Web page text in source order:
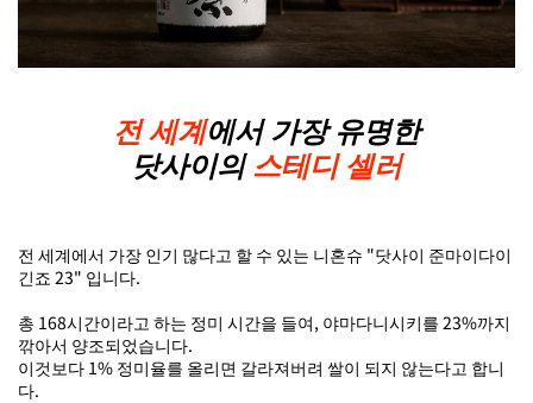
전 세계에서 가장 유명한
닷사이의 스테디 셀러
전 세계에서 가장 인기 많다고 할 수 있는 니혼슈 "닷사이 준마이다이
긴죠 23" 입니다.
총 168시간이라고 하는 정미 시간을 들여, 야마다니시키를 23%까지
깎아서 양조되었습니다.
이것보다 1% 정미율를 올리면 갈라져버려 쌀이 되지 않는다고 합니
다.